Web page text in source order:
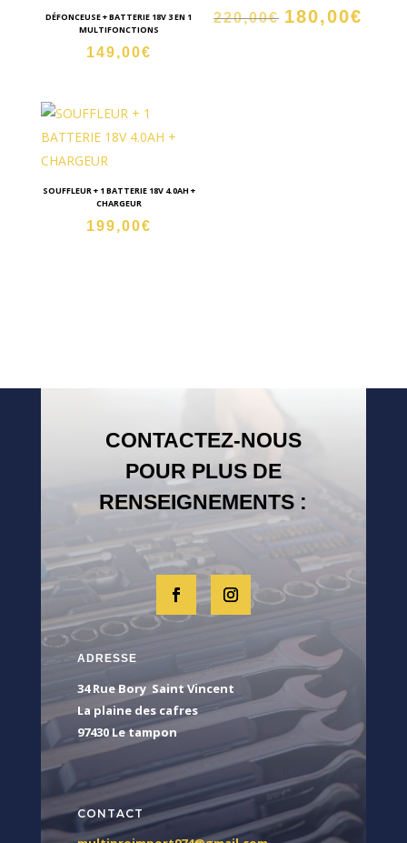
DÉFONCEUSE + BATTERIE 18V 3 EN 1
MULTIFONCTIONS
149,00€
220,00€ Le
180,00€
SOUFFLEUR + 1 BATTERIE 18V 4.0AH +
CHARGEUR
199,00€
CONTACTEZ-NOUS
POUR PLUS DE
RENSEIGNEMENTS :
ADRESSE
34 Rue Bory Saint Vincent
La plaine des cafres
97430 Le tampon
CONTACT